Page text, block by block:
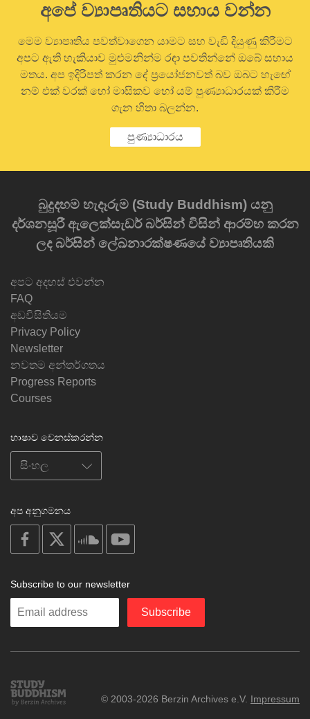
අපේ ව්‍යාපෘතියට සහාය වන්න
මෙම ව්‍යාපෘතිය පවත්වාගෙන යාමට සහ වැඩි දියුණු කිරීමට
අපට ඇති හැකියාව මුළුමනින්ම රඳා පවතින්නේ ඔබේ සහාය
මතය. අප ඉදිරිපත් කරන දේ ප්‍රයෝජනවත් බව ඔබට හැඟේ
නම් එක් වරක් හෝ මාසිකව හෝ යම් පුණ්‍යාධාරයක් කිරීම
ගැන හිතා බලන්න.
පුණ්‍යාධාරය
බුදුදහම හැදෑරුම (Study Buddhism) යනු
දර්ශනසූරී ඇලෙක්සැඩර් බර්සින් විසින් ආරම්භ කරන
ලද බර්සින් ලේඛනාරක්ෂණයේ ව්‍යාපෘතියකි
අපට අදහස් එවන්න
FAQ
අඩවිසිතියම
Privacy Policy
Newsletter
නවතම අන්තර්ගතය
Progress Reports
Courses
භාෂාව වෙනස්කරන්න
අප අනුගමනය
on
facebook
soundcloud
Subscribe to our newsletter
Enter
Subscribe
Study
Buddhism
© 2003-2026 Berzin Archives e.V. Impressum